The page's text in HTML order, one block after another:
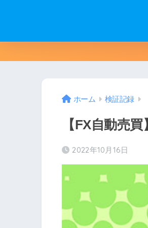
ホーム 検証記録
【FX自動売
2022年10月16日